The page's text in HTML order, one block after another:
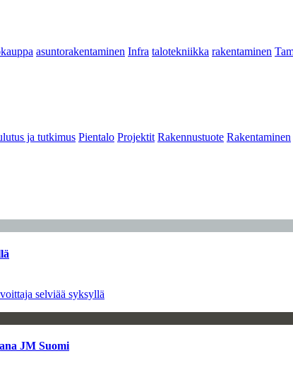
asuntorakentaminen Infra talotekniikka rakentaminen
ja tutkimus Pientalo Projektit Rakennustuote Rakentaminen
selviää syksyllä
JM Suomi